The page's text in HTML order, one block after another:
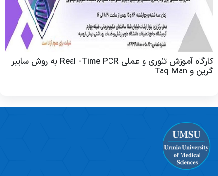
اعضای هیات علمی پژوهشی
اعضای هیات علمی آموزشی
کارشناسان پژوهشکده
پست الکترونیکی دانشگاه
موسسه ملی توسعه تحقیقات علوم پزشکی نیماد
سایت رنکینگ مقالات
سامانه مدیریت اطلاعات پژوهش
گالری تصاویر
تماس با ما
کارگاه آموزش تئوری و عملی Real -Time PCR به روش سایبر
گرین و Taq Man